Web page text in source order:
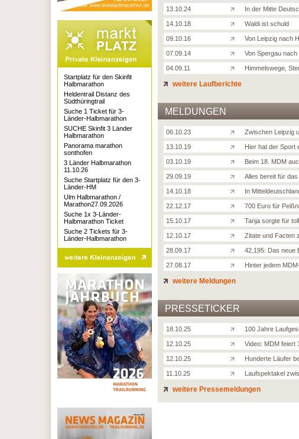
13.10.24 In der Mitte
14.10.18 Waldi ist schuld
09.10.16 Von Leipzig nach
07.09.14 Von Spergau nach
04.09.11 Himmelswege,
weitere Laufberichte
MELDUNGEN
06.10.23 Zwischen Leipzig
13.10.19 Hier hat der Sport
03.10.19 Beim 18. MDM
29.09.19 Alles bereit für
14.10.18 In
22.12.17 700 Euro für
15.10.17 Tanja sorgte für
12.10.17 Zitate und Facten
28.09.17 42,195: Das neue
27.08.17 Hinter jedem
weitere Meldungen
PRESSETICKER
18.10.25 100 Jahre
12.10.25 Video: MDM feiert
12.10.25 Hunderte Läufer
11.10.25 Laufspektakel
weitere Pressemeldungen
Startplatz für den Skinfit
Halbmarathon
Heldentrail Distanz des
Südthüringtrail
Suche 1 Ticket für 3-
Länder-Halbmarathon
SUCHE Skinfit 3 Länder
Halbmarathon
Panorama marathon
sonthofen
3 Länder Halbmarathon
11.10.26
Suche Startplatz für den 3-
Länder-HM
Ulm Halbmarathon /
Marathon27.09.2026
Suche 1x 3-Länder-
Halbmarathon Ticket
Suche 2 Tickets für 3-
Länder-Halbmarathon